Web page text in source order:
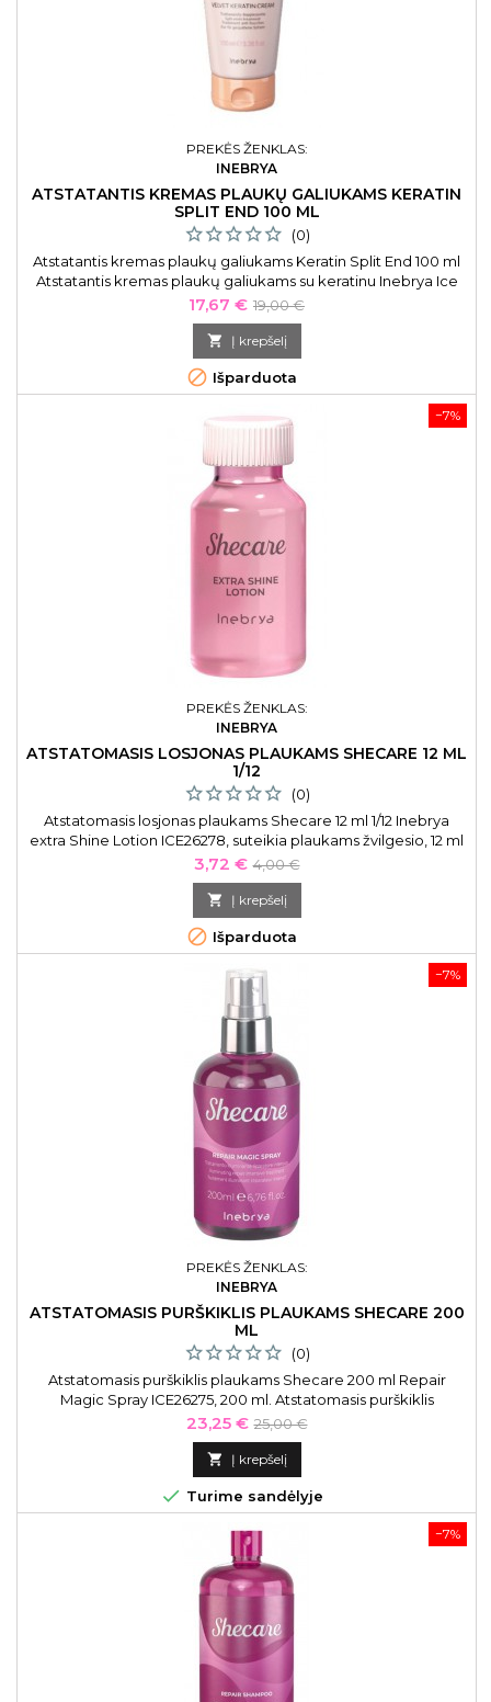
PREKĖS ŽENKLAS:
INEBRYA
ATSTATANTIS KREMAS PLAUKŲ GALIUKAMS KERATIN
SPLIT END 100 ML
(0)
Atstatantis kremas plaukų galiukams Keratin Split End 100 ml
Atstatantis kremas plaukų galiukams su keratinu Inebrya Ice
Cream Keratin Restructuring Split Ends Treatment ICE26316,
intensyviai drėkinantis.
Kaina
17,67 € Bazinė
kaina
19,00 €
 Į krepšelį
 Išparduota
−7%
PREKĖS ŽENKLAS:
INEBRYA
ATSTATOMASIS LOSJONAS PLAUKAMS SHECARE 12 ML
1/12
(0)
Atstatomasis losjonas plaukams Shecare 12 ml 1/12 Inebrya
extra Shine Lotion ICE26278, suteikia plaukams žvilgesio, 12 ml
ampulė. Nenuplaunamas losjonas specialiai skirtas
pažeistiems, nuvargusiems, silpniems plaukams. Efektyviai
atstato ir kondicionuoja plaukus.
Kaina
3,72 € Bazinė
kaina
4,00 €
 Į krepšelį
 Išparduota
−7%
PREKĖS ŽENKLAS:
INEBRYA
ATSTATOMASIS PURŠKIKLIS PLAUKAMS SHECARE 200
ML
(0)
Atstatomasis purškiklis plaukams Shecare 200 ml Repair
Magic Spray ICE26275, 200 ml. Atstatomasis purškiklis
specialiai skirtas pažeistiems, nuvargusiems, silpniems
plaukams, kuriuos padeda giliai atstatyti.
Kaina
23,25 € Bazinė
kaina
25,00 €
 Į krepšelį
 Turime sandėlyje
−7%